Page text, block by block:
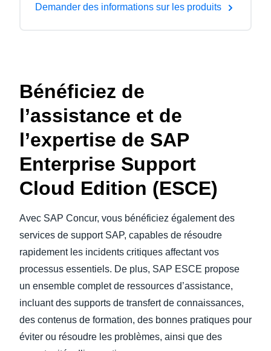
Demander des informations sur les produits
Bénéficiez de
l’assistance et de
l’expertise de SAP
Enterprise Support
Cloud Edition (ESCE)
Avec SAP Concur, vous bénéficiez également des
services de support SAP, capables de résoudre
rapidement les incidents critiques affectant vos
processus essentiels. De plus, SAP ESCE propose
un ensemble complet de ressources d’assistance,
incluant des supports de transfert de connaissances,
des contenus de formation, des bonnes pratiques pour
éviter ou résoudre les problèmes, ainsi que des